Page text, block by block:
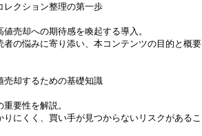
レクション整理の第一歩
売却への期待感を喚起する導入。
者の悩みに寄り添い、本コンテンツの目的と概要
売却するための基礎知識
要性を解説。
にくく、買い手が見つからないリスクがあるこ